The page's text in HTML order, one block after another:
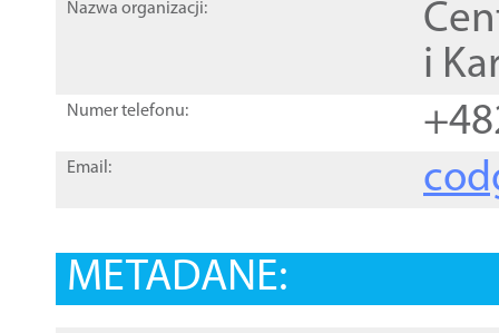
Nazwa organizacji:
i
Numer telefonu:
Email:
METADANE: